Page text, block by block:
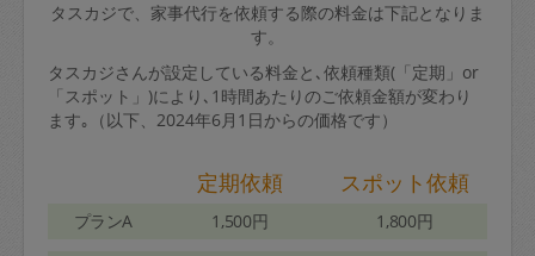
タスカジで、家事代行を依頼する際の料金は下記となりま
す。
タスカジさんが設定している料金と､依頼種類(「定期」or
「スポット」)により､1時間あたりのご依頼金額が変わり
ます｡（以下、2024年6月1日からの価格です）
定期依頼 スポット依頼
プランA 1,500円 1,800円